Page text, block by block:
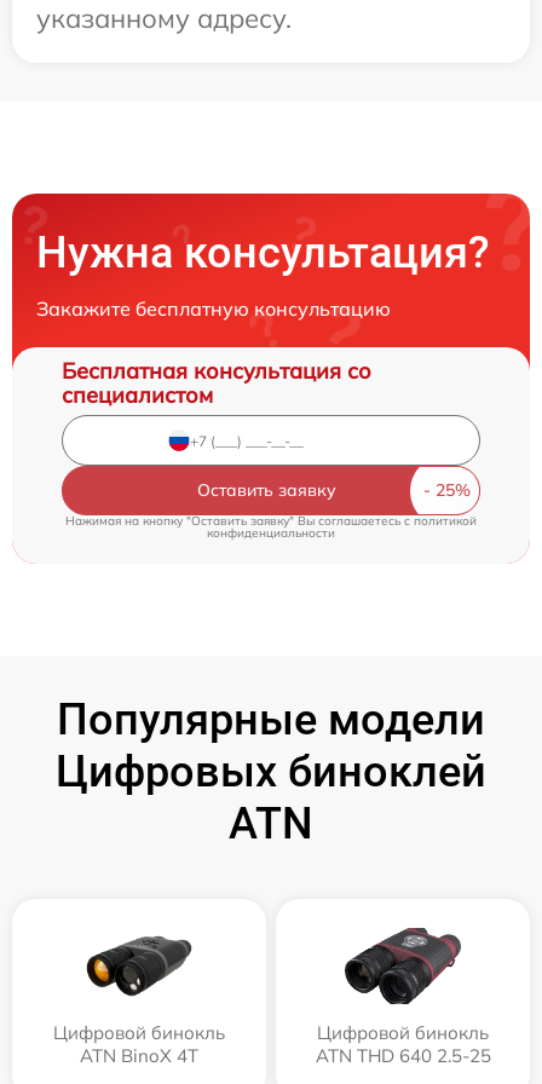
указанному адресу.
Нужна консультация?
Закажите бесплатную консультацию
Бесплатная консультация со
специалистом
Оставить заявку
Нажимая на кнопку "Оставить заявку" Вы соглашаетесь cполитикой
конфиденциальности
Популярные модели
Цифровых биноклей
ATN
Цифровой бинокль
ATN BinoX 4T
Цифровой бинокль
ATN THD 640 2.5-25